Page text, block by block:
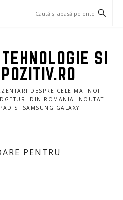
SI
DESPRE CELE MAI NOI
DIN ROMANIA. NOUTATI
SI SAMSUNG GALAXY
PENTRU